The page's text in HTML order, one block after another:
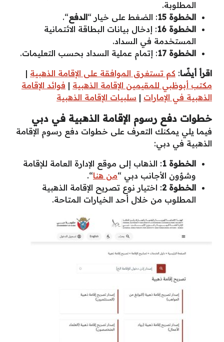
المطلوبة.
الخطوة 15
: الضغط على خيار “الدفع“.
الخطوة 16
: إدخال بيانات البطاقة الائتمانية
المستخدمة في السداد.
الخطوة 17
: إتمام عملية السداد بحسب التعليمات.
اقرأ أيضًا: كم تستغرق الموافقة على الإقامة الذهبية |
مكتب أبوظبي للمقيمين الإقامة الذهبية | فوائد الإقامة
الذهبية في الإمارات | سلبيات الإقامة الذهبية
خطوات دفع رسوم الإقامة الذهبية في دبي
فيما يلي يمكنك التعرف على خطوات دفع رسوم الإقامة
الذهبية في دبي:
الخطوة 1
: الذهاب إلى موقع الإدارة العامة للإقامة
وشؤون الأجانب دبي “من هنا“.
الخطوة 2 : اختيار نوع تصريح الإقامة الذهبية
المطلوب من خلال أحد الخيارات المتاحة.